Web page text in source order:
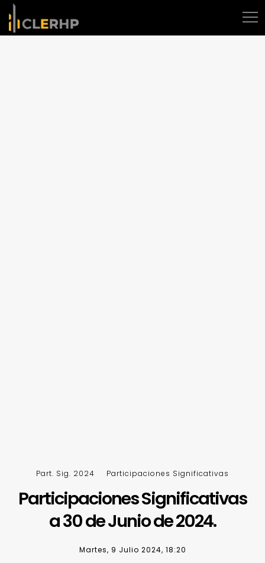
Part. Sig. 2024 Participaciones Significativas
Participaciones Significativas
a 30 de Junio de 2024.
Martes, 9 Julio 2024, 18:20